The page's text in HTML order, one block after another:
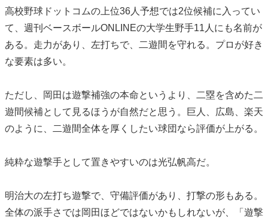
高校野球ドットコムの上位36人予想では2位候補に入ってい
て、週刊ベースボールONLINEの大学生野手11人にも名前が
ある。走力があり、左打ちで、二遊間を守れる。プロが好き
な要素は多い。
ただし、岡田は遊撃補強の本命というより、二塁を含めた二
遊間候補として見るほうが自然だと思う。巨人、広島、楽天
のように、二遊間全体を厚くしたい球団なら評価が上がる。
純粋な遊撃手として置きやすいのは光弘帆高だ。
明治大の左打ち遊撃で、守備評価があり、打撃の形もある。
全体の派手さでは岡田ほどではないかもしれないが、「遊撃